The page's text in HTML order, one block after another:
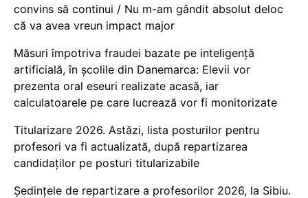
convins să continui / Nu m-am gândit absolut deloc
că va avea vreun impact major
Măsuri împotriva fraudei bazate pe inteligență
artificială, în școlile din Danemarca: Elevii vor
prezenta oral eseuri realizate acasă, iar
calculatoarele pe care lucrează vor fi monitorizate
Titularizare 2026. Astăzi, lista posturilor pentru
profesori va fi actualizată, după repartizarea
candidaților pe posturi titularizabile
Ședințele de repartizare a profesorilor 2026, la Sibiu.